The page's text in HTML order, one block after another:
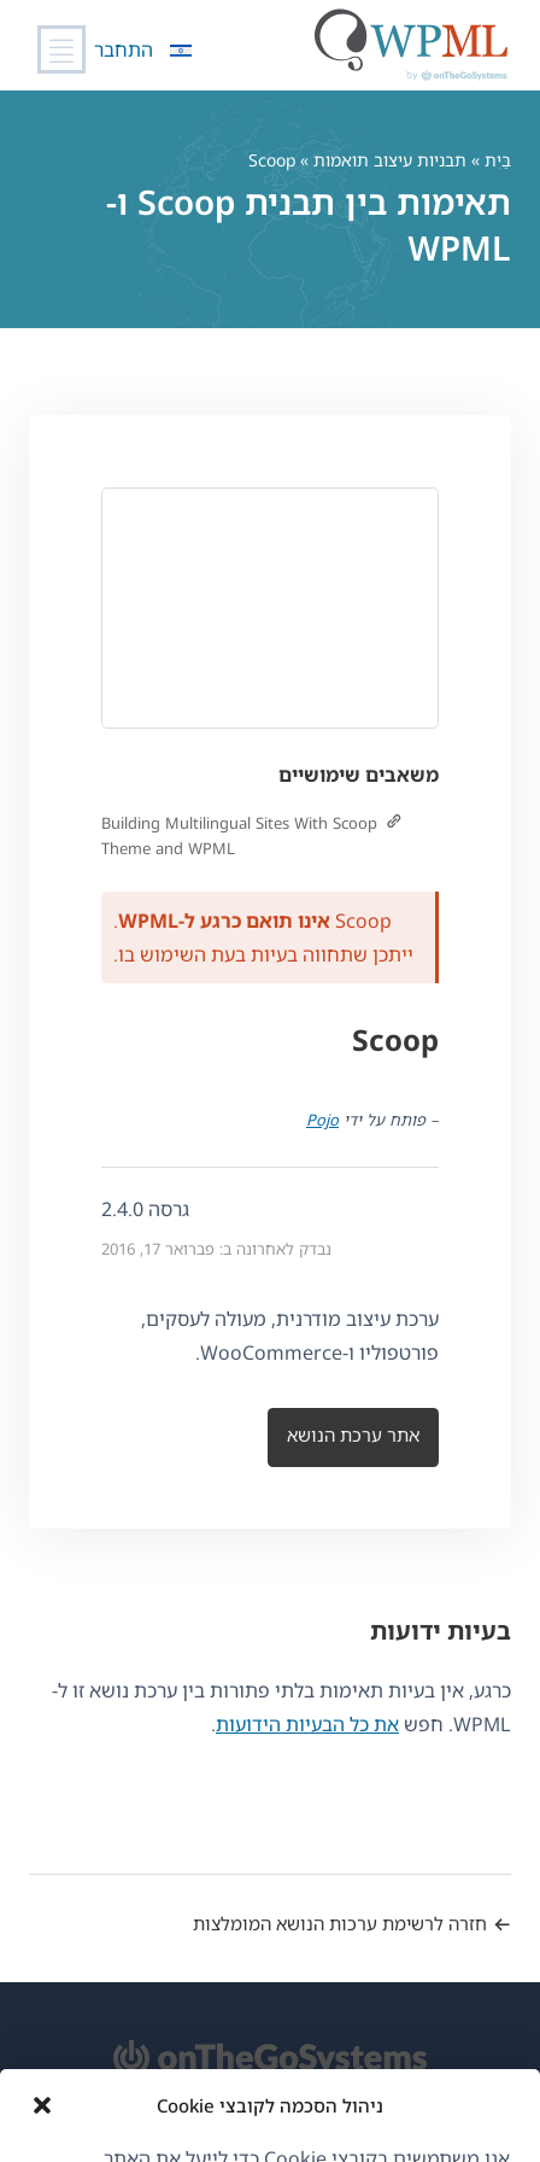
ניהול הסכמה לקובצי Cookie
התחבר
בַּיִת » תבניות עיצוב תואמות » Scoop
תאימות בין תבנית Scoop ו-
WPML
משאבים שימושיים
Building Multilingual Sites With Scoop
Theme and WPML
Scoopאינו תואם כרגע ל-WPML
.
ייתכן שתחווה בעיות בעת השימוש בו.
Scoop
– פותח על ידי Pojo
גרסה 2.4.0
נבדק לאחרונה ב: פברואר 17, 2016
ערכת עיצוב מודרנית, מעולה לעסקים,
פורטפוליו ו-WooCommerce.
אתר ערכת הנושא
בעיות ידועות
כרגע, אין בעיות תאימות בלתי פתורות בין ערכת נושא זו ל-
WPML. חפש
את כל הבעיות הידועות.
חזרה לרשימת ערכות הנושא המומלצות